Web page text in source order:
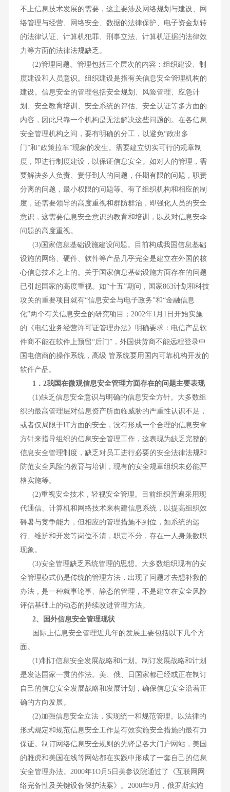
不上信息技术发展的需要，这主要涉及网络规划与建设、网
络管理与经营、网络安全、数据的法律保护、电子资金划转
的法律认证、计算机犯罪、刑事立法、计算机证据的法律效
力等方面的法律法规缺乏。
(2)管理问题。管理包括三个层次的内容：组织建设、制
度建设和人员意识。组织建设是指有关信息安全管理机构的
建设。信息安全的管理包括安全规划、风险管理、应急计
划、安全教育培训、安全系统的评估、安全认证等多方面的
内容，因此只靠一个机构是无法解决这些问题的。在各信息
安全管理机构之问，要有明确的分工，以避免“政出多
门”和“政策拉车”现象的发生。需要建立切实可行的规章制
度，即进行制度建设，以保证信息安全。如对人的管理，需
要解决多人负责、责仔到人的问题，任期有限的问题，职责
分离的问题，最小权限的问题等。有了组织机构和相应的制
度，还需要领导的高度重视和群防群治，即强化人员的安全
意识，这需要信息安全意识的教育和培训，以及对信息安伞
问题的高度重视。
(3)国家信息基础设施建设问题。目前构成我国信息基础
设施的网络、硬件、软件等产品几乎完全是建立在外国的核
心信息技术之上的。关于国家信息基础设施方面存在的问题
已引起国家的高度重视。如“十五”期问，国家863计划和科技
攻关的重要项目就有“信息安全与电子政务”和“金融信息
化”两个有关信息安全的研究项目；2002年1月1日开始实施
的《电信业务经营许可证管理办法》明确要求：电信产品软
件商不能在软件上预留“后门”，外国供货商不能远程登录中
国电信商的操作系统，高级 管系统要用国内可靠机构开发的
软件产品。
1．2我国在微观信息安全管理方面存在的问题主要表现
(1)缺乏信息安全意识与明确的信息安全方针。大多数组
织的最高管理层对信息资产所面临威胁的严重性认识不足，
或者仅局限于IT方面的安全，没有形成一个合理的信息安拿
方针来指导组织的信息安全管理工作，这表现为缺乏完整的
信息安全管理制度，缺乏对员工进行必要的安全法律法规和
防范安全风险的教育与培训，现有的安全规章组织未必能严
格实施等。
(2)重视安全技术，轻视安全管理。目前组织普遍采用现
代通信、计算机和网络技术来构建信息系统，以提高组织效
碍暑与竞争能力，但相应的管理措施不到位，如系统的运
行、维护和开发等岗位不清，职责不分，存在一人身兼数职
现象。
(3)安全管理缺乏系统管理的思想。大多数组织现有的安
全管理模式仍是传统的管理方法，出现了问题才去想补救的
办法，是一种就事论事、静态的管理，不是建立在安全风险
评估基础上的动态的持续改进管理方法。
2、国外信息安全管理现状
国际上信息安全管理近几年的发展主要包括以下几个方
面。
(1)制订信息安全发展战略和计划。制订发展战略和计划
是发达国家一贯的作法。美、俄、日国家都已经或正在制订
自己的信息安全发展战略和发展计划，确保信息安全沿着正
确的方向发展。
(2)加强信息安全立法，实现统一和规范管理。以法律的
形式规定和规范信息安全工作是有效实施安全措施的最有力
保证。制订网络信息安全规则的先锋是各大门户网站，美国
的雅虎和美国在线等网站都在实践中形成了一套自己的信息
安全管理办法。2000年1O月5日美参议院通过了《互联网网
络完备性及关键设备保护法案》。2000年9月，俄罗斯实施